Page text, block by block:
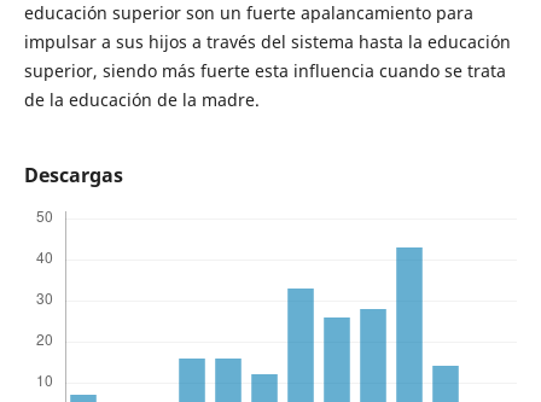
educación superior son un fuerte apalancamiento para
impulsar a sus hijos a través del sistema hasta la educación
superior, siendo más fuerte esta influencia cuando se trata
de la educación de la madre.
Descargas